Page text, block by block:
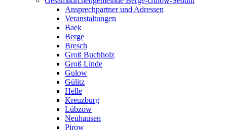
Ansprechpartner und Adressen
Veranstaltungen
Baek
Berge
Bresch
Groß Buchholz
Groß Linde
Gulow
Gülitz
Helle
Kreuzburg
Lübzow
Neuhausen
Pirow